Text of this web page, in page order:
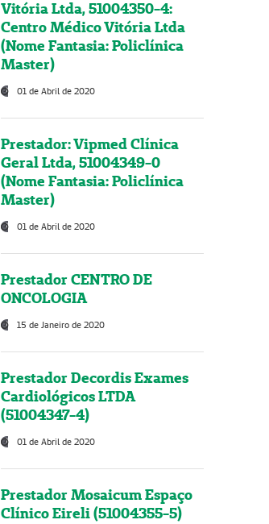
Vitória Ltda, 51004350-4:
Centro Médico Vitória Ltda
(Nome Fantasia: Policlínica
Master)
01 de Abril de 2020
Prestador: Vipmed Clínica
Geral Ltda, 51004349-0
(Nome Fantasia: Policlínica
Master)
01 de Abril de 2020
Prestador CENTRO DE
ONCOLOGIA
15 de Janeiro de 2020
Prestador Decordis Exames
Cardiológicos LTDA
(51004347-4)
01 de Abril de 2020
Prestador Mosaicum Espaço
Clínico Eireli (51004355-5)